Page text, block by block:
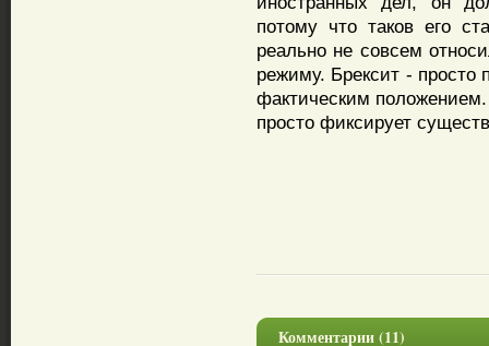
потому что таков его
реально не совсем
режиму. Брексит - просто
фактическим
просто фиксирует
Комментарии (11)